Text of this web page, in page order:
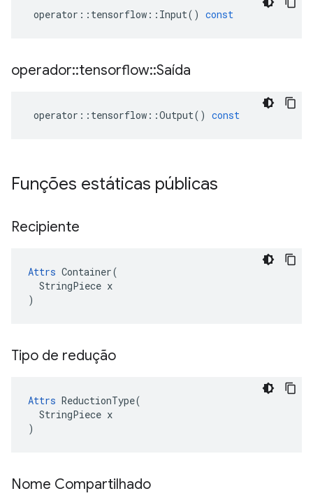
operator :: tensorflow :: Input() const
operador::tensorflow::Saída
operator :: tensorflow ::Output() const
Funções estáticas públicas
Recipiente
Attrs Container(
  StringPiece x
)
Tipo de redução
Attrs ReductionType(
  StringPiece x
)
Nome Compartilhado